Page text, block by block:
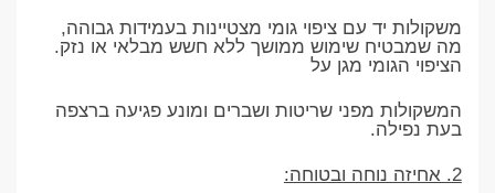
משקולות יד עם ציפוי גומי מצטיינות בעמידות גבוהה,
מה שמבטיח שימוש ממושך ללא חשש מבלאי או נזק.
הציפוי הגומי מגן על
המשקולות מפני שריטות ושברים ומונע פגיעה ברצפה
בעת נפילה.
2. אחיזה נוחה ובטוחה: